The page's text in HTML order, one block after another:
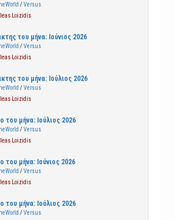
/Versus
Loizidis
του μήνα: Ιούνιος 2026
/Versus
Loizidis
του μήνα: Ιούλιος 2026
/Versus
Loizidis
του μήνα: Ιούλιος 2026
/Versus
Loizidis
του μήνα: Ιούνιος 2026
/Versus
Loizidis
του μήνα: Ιούλιος 2026
/Versus